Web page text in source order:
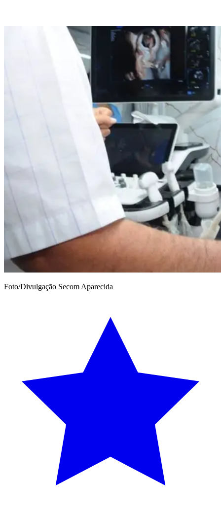
Foto/Divulgação Secom Aparecida